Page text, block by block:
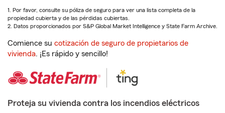
1. Por favor, consulte su póliza de seguro para ver una lista completa de la
propiedad cubierta y de las pérdidas cubiertas.
2. Datos proporcionados por S&P Global Market Intelligence y State Farm Archive.
Comience su cotización de seguro de propietarios de
vivienda. ¡Es rápido y sencillo!
Proteja su vivienda contra los incendios eléctricos